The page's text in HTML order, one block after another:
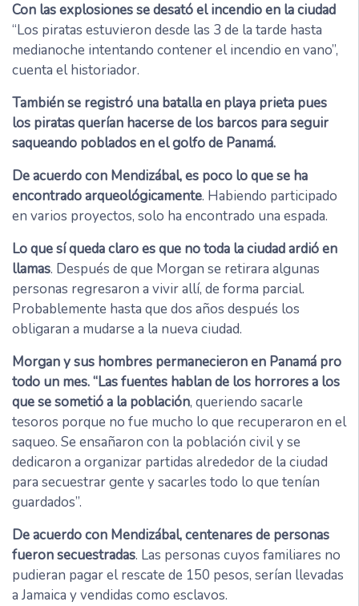
Con las explosiones se desató el incendio en la ciudad
“Los piratas estuvieron desde las 3 de la tarde hasta
medianoche intentando contener el incendio en vano”,
cuenta el historiador.
También se registró una batalla en playa prieta pues
los piratas querían hacerse de los barcos para seguir
saqueando poblados en el golfo de Panamá.
De acuerdo con Mendizábal, es poco lo que se ha
encontrado arqueológicamente. Habiendo participado
en varios proyectos, solo ha encontrado una espada.
Lo que sí queda claro es que no toda la ciudad ardió en
llamas. Después de que Morgan se retirara algunas
personas regresaron a vivir allí, de forma parcial.
Probablemente hasta que dos años después los
obligaran a mudarse a la nueva ciudad.
Morgan y sus hombres permanecieron en Panamá pro
todo un mes. “Las fuentes hablan de los horrores a los
que se sometió a la población, queriendo sacarle
tesoros porque no fue mucho lo que recuperaron en el
saqueo. Se ensañaron con la población civil y se
dedicaron a organizar partidas alrededor de la ciudad
para secuestrar gente y sacarles todo lo que tenían
guardados”.
De acuerdo con Mendizábal, centenares de personas
fueron secuestradas. Las personas cuyos familiares no
pudieran pagar el rescate de 150 pesos, serían llevadas
a Jamaica y vendidas como esclavos.